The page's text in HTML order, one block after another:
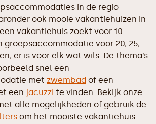
in de regio
ook mooie vakantiehuizen in
vakantiehuis zoekt voor 10
groepsaccommodatie voor 20, 25,
er is voor elk wat wils. De thema’s
snel een
met zwembad of een
een jacuzzi te vinden. Bekijk onze
alle mogelijkheden of gebruik de
om het mooiste vakantiehuis